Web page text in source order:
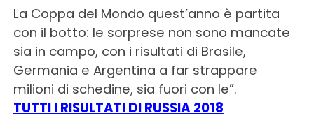
La Coppa del Mondo quest’anno è partita
con il botto: le sorprese non sono mancate
sia in campo, con i risultati di Brasile,
Germania e Argentina a far strappare
milioni di schedine, sia fuori con le”.
TUTTI I RISULTATI DI RUSSIA 2018